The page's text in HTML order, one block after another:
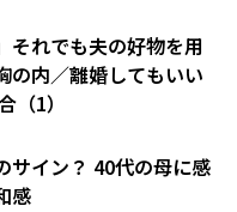
それでも夫の好物を用
の内／離婚してもいい
（1）
サイン？ 40代の母に感
感